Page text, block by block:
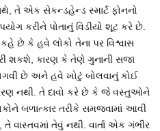
તે એક સેકન્ડહેન્ડ સ્માર્ટ ફોનનો
કરીને પોતાનું વિડીયો શૂટ કરે છે.
છે કે હવે લોકો તેના પર વિશ્વાસ
શકશે, કારણ કે તેણે ગુનાની સજા
છે અને હવે ખોટું બોલવાનું કોઈ
નથી. તે દાવો કરે છે કે જે વસ્તુઓને
બળાત્કાર તરીકે સમજવામાં આવી
તે વાસ્તવમાં તેવું નથી. વાર્તા એક ગંભીર